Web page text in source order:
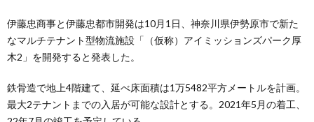
伊藤忠商事と伊藤忠都市開発は10月1日、神奈川県伊勢原市で新た
なマルチテナント型物流施設「（仮称）アイミッションズパーク厚
木2」を開発すると発表した。
鉄骨造で地上4階建て、延べ床面積は1万5482平方メートルを計画。
最大2テナントまでの入居が可能な設計とする。2021年5月の着工、